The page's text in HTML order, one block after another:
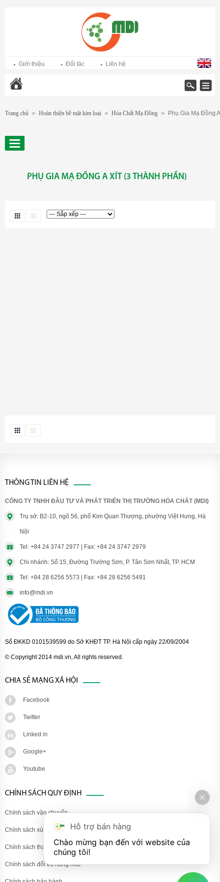
Giới thiệu Đối tác Liên hệ
Trang chủ > Hoàn thiện bề mặt kim loại > Hóa Chất Mạ Đồng > Phụ Gia Mạ Đồng
PHỤ GIA MẠ ĐỒNG A XÍT (3 THÀNH PHẦN)
THÔNG TIN LIÊN HỆ
CÔNG TY TNHH ĐẦU TƯ VÀ PHÁT TRIỂN THỊ TRƯỜNG HÓA CHẤT (MDI)
Trụ sở: B2-10, ngõ 56, phố Kim Quan Thượng, phường Việt Hưng, Hà
Nội
Tel: +84 24 3747 2977 | Fax: +84 24 3747 2979
Chi nhánh: Số 15, Đường Trường Sơn, P. Tân Sơn Nhất, TP. HCM
Tel: +84 28 6256 5573 | Fax: +84 28 6256 5491
info@mdi.vn
Số ĐKKD 0101539599 do Sở KHĐT TP. Hà Nội cấp ngày 22/09/2004
© Copyright 2014 mdi.vn, All rights reserved.
CHIA SẺ MẠNG XÃ HỘI
Facebook
Twitter
Linked in
Google+
Youtube
CHÍNH SÁCH QUY ĐỊNH
Chính sách vận chuyển
Chính sách xử lý khiếu nại
Chính sách thanh toán
Chính sách đổi trả hàng hóa
Hỗ trợ bán hàng
Chào mừng bạn đến với website của
chúng tôi!